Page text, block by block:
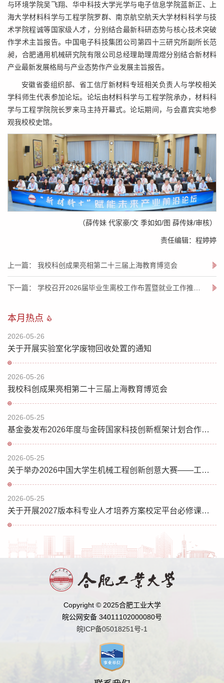
与环境学院吴飞翔、华中科技大学光学与电子信息学院蓝新正、上
海大学材料科学与工程学院罗群、南京航空航天大学材料科学与技
术学院程诚等国家级人才，分别结合最新科研态势与核心技术突破
作学术主旨报告。中国电子科技集团公司第四十三研究所副所长范
昶，合肥通用机械研究院有限公司总经理助理周煜分别结合新材料
产业最新发展格局与产业态势作产业发展主旨报告。
安徽省委组织部、省工信厅新材料专班相关负责人与学校相关
学科师生代表参加论坛。论坛由材料科学与工程学院承办，材料科
学与工程学院院长罗来马主持开幕式。论坛期间，与会嘉宾实地参
观我校校史馆。
（薛传妹 代家豪/文 季如如/图 薛传妹/审核）
责任编辑：程婷婷
上一篇： 我校科创成果亮相第二十三届上海教育博览会
本月热点
2026-05-26
关于开展实验室化学废物回收处置的通知
2026-05-26
我校科创成果亮相第二十三届上海教育博览会
2026-05-25
基金委发布2026年度与金砖国家科技创新框架计划合作研究项目指南
2026-05-25
关于举办2026中国大学生机械工程创新创意大赛——工业工程与精益管理创新赛合肥工业大学校赛的通知
2026-05-25
关于开展2027版本科专业人才培养方案校定平台必修课目录修订工作的通知
Copyright © 2025合肥工业大学
皖公网安备 34011102000080号
皖ICP备05018251号-1